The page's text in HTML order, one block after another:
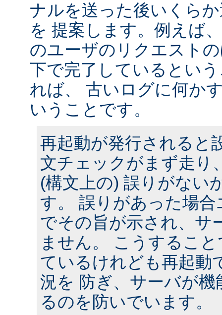
ナルを送った後いくら
を 提案します。例えば
のユーザのリクエスト
下で完了しているとい
れば、 古いログに何か
いうことです。
再起動が発行されると
文チェックがまず走り
(構文上の) 誤りがない
す。 誤りがあった場
でその旨が示され、サ
ません。 こうするこ
ているけれども再起動
況を 防ぎ、サーバが
るのを防いでいます。